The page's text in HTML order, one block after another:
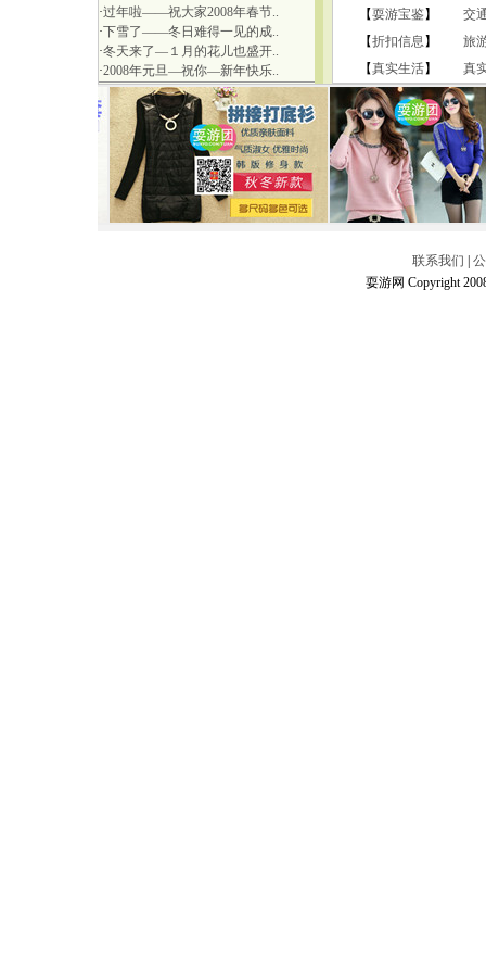
·过年啦——祝大家2008年春节..
·下雪了——冬日难得一见的成..
·冬天来了—１月的花儿也盛开..
·2008年元旦—祝你—新年快乐..
【耍游宝鉴】
交
【折扣信息 】
旅
【真实生活】 真
联系我们
耍游网 Copyright